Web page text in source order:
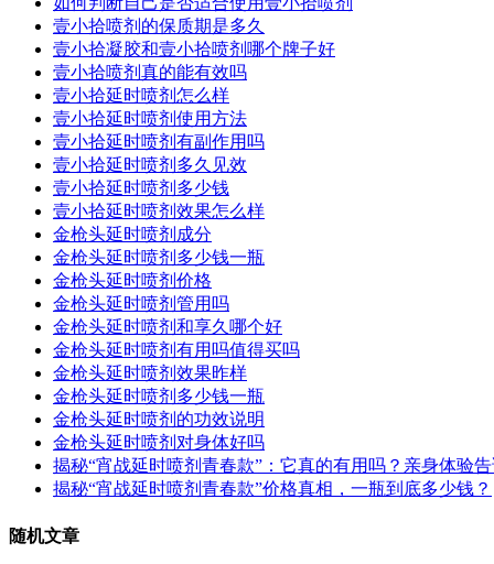
壹小拾喷剂的保质期是多久
壹小拾凝胶和壹小拾喷剂哪个牌子好
壹小拾喷剂真的能有效吗
壹小拾延时喷剂怎么样
壹小拾延时喷剂使用方法
壹小拾延时喷剂有副作用吗
壹小拾延时喷剂多久见效
壹小拾延时喷剂多少钱
壹小拾延时喷剂效果怎么样
金枪头延时喷剂成分
金枪头延时喷剂多少钱一瓶
金枪头延时喷剂价格
金枪头延时喷剂管用吗
金枪头延时喷剂和享久哪个好
金枪头延时喷剂有用吗值得买吗
金枪头延时喷剂效果昨样
金枪头延时喷剂多少钱一瓶
金枪头延时喷剂的功效说明
金枪头延时喷剂对身体好吗
揭秘“宵战延时喷剂青春款”：它真的有用吗？亲身体验告
揭秘“宵战延时喷剂青春款”价格真相，一瓶到底多少钱？
随机文章